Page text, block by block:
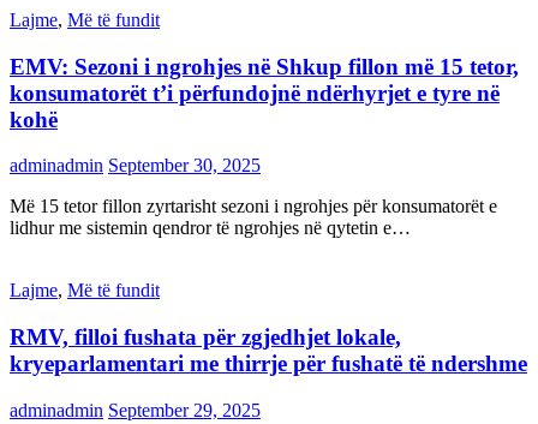
Lajme, Më të fundit
EMV: Sezoni i ngrohjes në Shkup fillon më 15 tetor,
konsumatorët t’i përfundojnë ndërhyrjet e tyre në
kohë
adminadmin September 30, 2025
Më 15 tetor fillon zyrtarisht sezoni i ngrohjes për konsumatorët e
lidhur me sistemin qendror të ngrohjes në qytetin e…
Lajme, Më të fundit
RMV, filloi fushata për zgjedhjet lokale,
kryeparlamentari me thirrje për fushatë të ndershme
adminadmin September 29, 2025